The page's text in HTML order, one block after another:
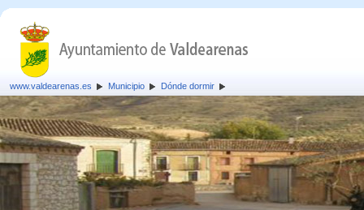
www.valdearenas.es Municipio Dónde dormir